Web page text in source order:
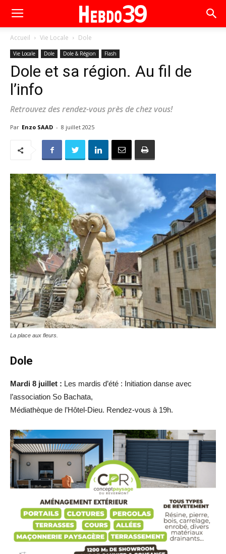
Accueil Vie Locale Dole
Vie Locale Dole Dole & Région Flash
Dole et sa région. Au fil de
l’info
Retrouvez des rendez-vous près de chez vous!
Par Enzo SAAD - 8 juillet 2025
La place aux fleurs.
Dole
Mardi 8 juillet : Les mardis d’été : Initiation danse avec
l’association So Bachata,
Médiathèque de l’Hôtel-Dieu. Rendez-vous à 19h.